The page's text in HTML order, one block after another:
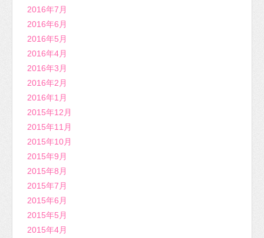
2016年7月
2016年6月
2016年5月
2016年4月
2016年3月
2016年2月
2016年1月
2015年12月
2015年11月
2015年10月
2015年9月
2015年8月
2015年7月
2015年6月
2015年5月
2015年4月